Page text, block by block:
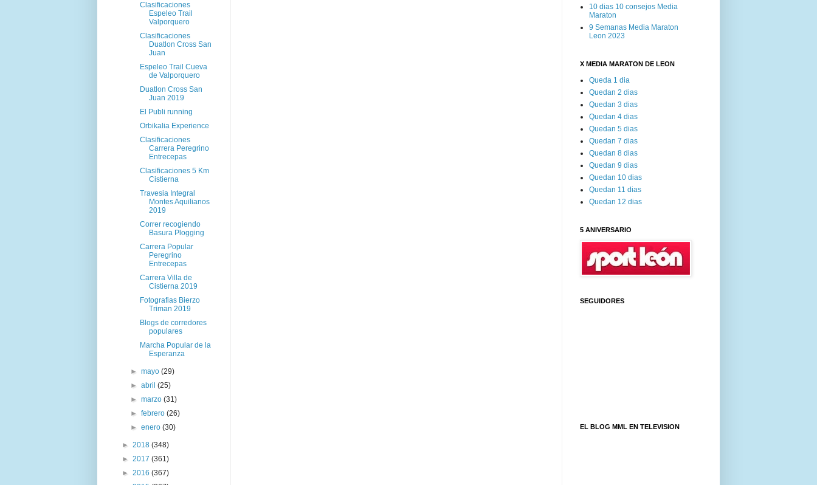
Clasificaciones
Espeleo Trail
Valporquero
Clasificaciones
Duatlon Cross San
Juan
Espeleo Trail Cueva
de Valporquero
Duatlon Cross San
Juan 2019
El Publi running
Orbikalia Experience
Clasificaciones
Carrera Peregrino
Entrecepas
Clasificaciones 5 Km
Cistierna
Travesia Integral
Montes Aquilianos
2019
Correr recogiendo
Basura Plogging
Carrera Popular
Peregrino
Entrecepas
Carrera Villa de
Cistierna 2019
Fotografias Bierzo
Triman 2019
Blogs de corredores
populares
Marcha Popular de la
Esperanza
►mayo(29)
►abril(25)
►marzo(31)
►febrero(26)
►enero(30)
► 2018 (348)
► 2017 (361)
► 2016 (367)
10 dias 10 consejos Media
Maraton
9 Semanas Media Maraton
Leon 2023
X MEDIA MARATON DE LEON
Queda 1 dia
Quedan 2 dias
Quedan 3 dias
Quedan 4 dias
Quedan 5 dias
Quedan 7 dias
Quedan 8 dias
Quedan 9 dias
Quedan 10 dias
Quedan 11 dias
Quedan 12 dias
5 ANIVERSARIO
SEGUIDORES
EL BLOG MML EN TELEVISION